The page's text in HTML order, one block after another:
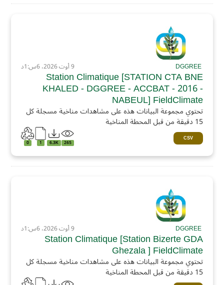
DGGREE 9 أوت 2026، 6س:1د
Station Climatique [STATION CTA BNE
KHALED - DGGREE - ACCBAT - 2016 -
NABEUL] FieldClimate
تحتوي مجموعة البيانات هذه على مشاهدات مناخية مسجلة كل
15 دقيقة من قبل المحطة المناخية
CSV
265
6.3K
1
0
DGGREE 9 أوت 2026، 6س:1د
Station Climatique [Station Bizerte GDA
Ghezala ] FieldClimate
تحتوي مجموعة البيانات هذه على مشاهدات مناخية مسجلة كل
15 دقيقة من قبل المحطة المناخية